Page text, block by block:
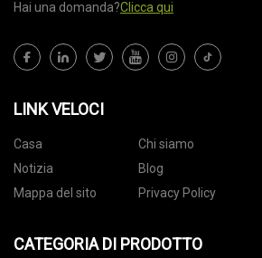
Hai una domanda?Clicca qui
LINK VELOCI
Casa Chi siamo
Notizia
Blog
Mappa del sito
Privacy Policy
CATEGORIA DI PRODOTTO